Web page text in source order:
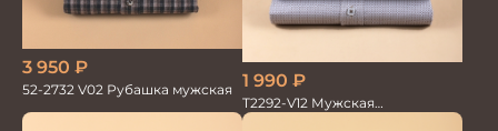
3 950 ₽
52-2732 V02 Рубашка мужская 1 990 ₽
T2292-V12 Мужская
текстильная рубашка /